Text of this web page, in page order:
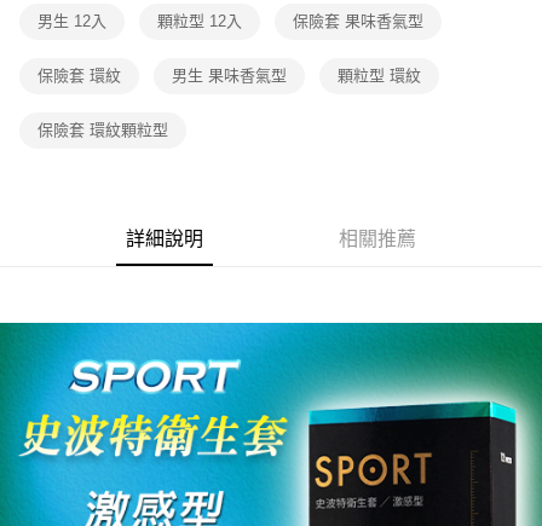
宅配
男生 12入 顆粒型 12入 保險套 果味香氣型
保險套 環紋 男生 果味香氣型 顆粒型 環紋
保險套 環紋顆粒型
詳細說明 相關推薦